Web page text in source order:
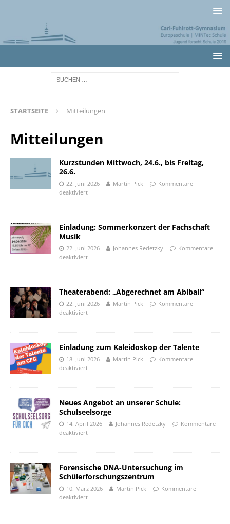
STARTSEITE Mitteilungen
Mitteilungen
Kurzstunden Mittwoch, 24.6., bis Freitag,
26.6.
22. Juni 2026 Martin Pick
Kommentare
deaktiviert
Einladung: Sommerkonzert der Fachschaft
Musik
22. Juni 2026 Johannes Redetzky
Kommentare
deaktiviert
Theaterabend: „Abgerechnet am Abiball“
22. Juni 2026 Martin Pick
Kommentare
deaktiviert
Einladung zum Kaleidoskop der Talente
18. Juni 2026 Martin Pick
Kommentare
deaktiviert
Neues Angebot an unserer Schule:
Schulseelsorge
14. April 2026 Johannes Redetzky
Kommentare
deaktiviert
Forensische DNA-Untersuchung im
Schülerforschungszentrum
10. März 2026 Martin Pick
Kommentare
deaktiviert